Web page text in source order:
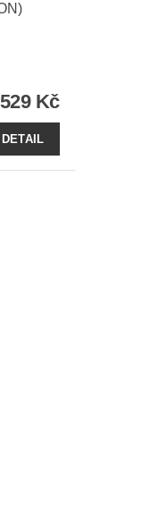
529 Kč
DETAIL